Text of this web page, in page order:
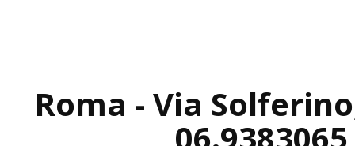
Roma - Via